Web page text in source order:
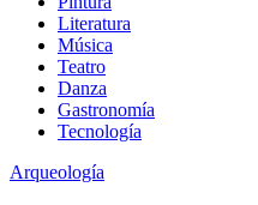
Literatura
Música
Teatro
Danza
Gastronomía
Tecnología
Publicada
Arqueología